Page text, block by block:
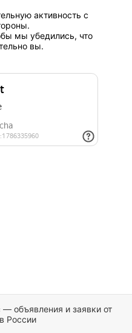
активность с
мы убедились, что
вы.
объявления и заявки от
России